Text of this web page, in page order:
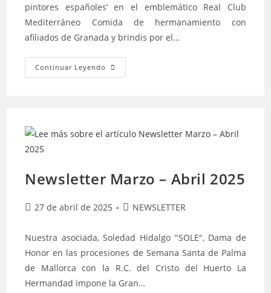
pintores españoles’ en el emblemático Real Club
Mediterráneo Comida de hermanamiento con
afiliados de Granada y brindis por el…
Continuar Leyendo
Newsletter Marzo – Abril 2025
27 de abril de 2025 NEWSLETTER
Nuestra asociada, Soledad Hidalgo "SOLE", Dama de
Honor en las procesiones de Semana Santa de Palma
de Mallorca con la R.C. del Cristo del Huerto La
Hermandad impone la Gran…